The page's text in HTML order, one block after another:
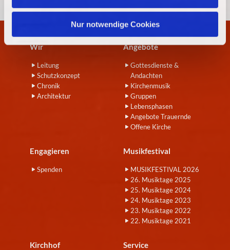
l
Nur notwendige Cookies
Wir
Leitung
Schutzkonzept
Chronik
Architektur
Angebote
Gottesdienste &
Andachten
Kirchenmusik
Gruppen
Lebensphasen
Angebote Trauernde
Offene Kirche
Engagieren
Spenden
Musikfestival
MUSIKFESTIVAL 2026
26. Musiktage 2025
25. Musiktage 2024
24. Musiktage 2023
23. Musiktage 2022
22. Musiktage 2021
Kirchhof Service